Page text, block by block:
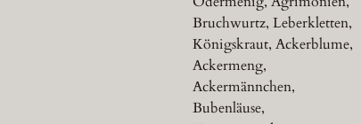
Bruchwurtz, Leberkletten,
Königskraut, Ackerblume,
Ackermeng,
Ackermännchen,
Bubenläuse,